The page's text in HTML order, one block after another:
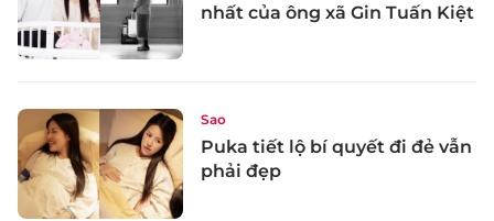
nhất của ông xã Gin Tuấn Kiệt
Sao
Puka tiết lộ bí quyết đi đẻ vẫn
phải đẹp